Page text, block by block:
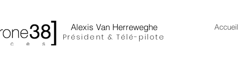
Alexis Van Herreweghe Accueil
Président & Télé-pilote